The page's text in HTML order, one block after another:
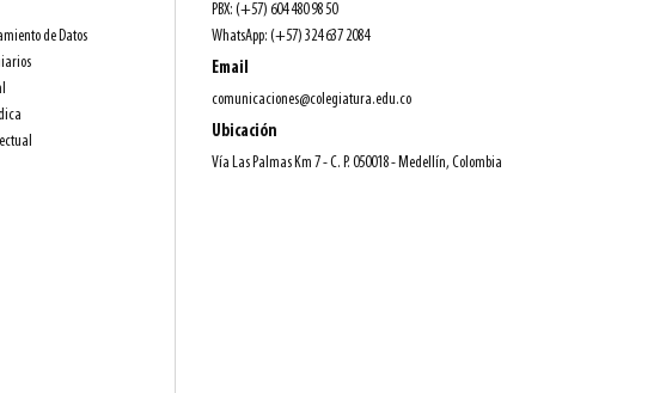
de Datos
PBX: (+57) 604 480 98 50
WhatsApp: (+57) 324 637 2084
Email
comunicaciones@colegiatura.edu.co
Ubicación
Vía Las Palmas Km 7 - C. P. 050018 - Medellín, Colombia